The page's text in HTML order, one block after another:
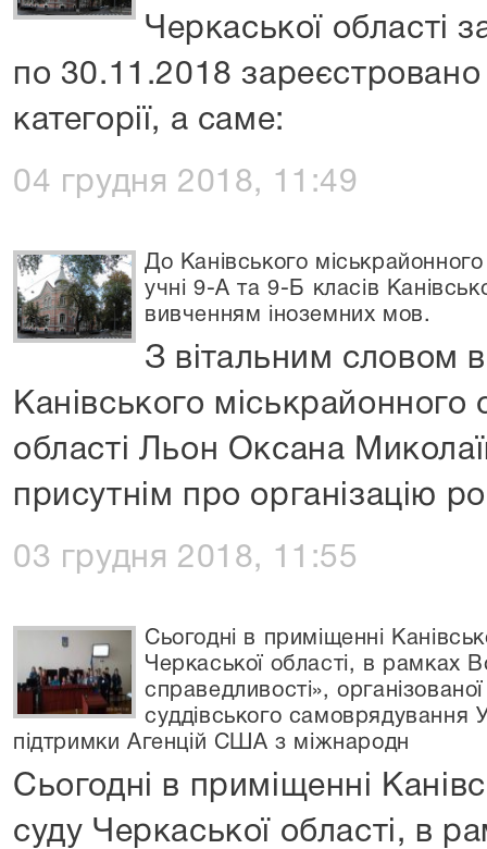
Черкаської області
по 30.11.2018 зареєстровано
категорії, а саме:
04 грудня 2018, 11:49
До Канівського
учні 9-А та 9-Б класів
вивченням іноземних мов.
З вітальним словом
Канівського міськрайонного
області Льон Оксана
присутнім про організацію
03 грудня 2018, 11:55
Сьогодні в приміщенні
Черкаської області, в рамках
справедливості»,
суддівського самоврядування
підтримки Агенцій США з міжнародн
Сьогодні в приміщенні
суду Черкаської області, в